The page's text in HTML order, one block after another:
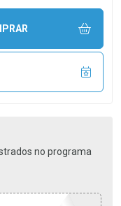
UNIDADE
no programa